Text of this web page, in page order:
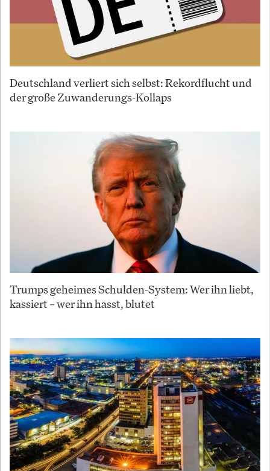
Deutschland verliert sich selbst: Rekordflucht und
der große Zuwanderungs-Kollaps
Trumps geheimes Schulden-System: Wer ihn liebt,
kassiert – wer ihn hasst, blutet